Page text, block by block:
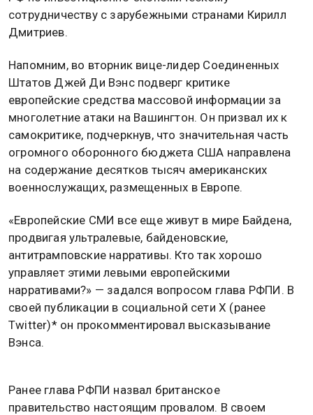
сотрудничеству с зарубежными странами Кирилл
Дмитриев.
Напомним, во вторник вице-лидер Соединенных
Штатов Джей Ди Вэнс подверг критике
европейские средства массовой информации за
многолетние атаки на Вашингтон. Он призвал их к
самокритике, подчеркнув, что значительная часть
огромного оборонного бюджета США направлена
на содержание десятков тысяч американских
военнослужащих, размещенных в Европе.
«Европейские СМИ все еще живут в мире Байдена,
продвигая ультралевые, байденовские,
антитрамповские нарративы. Кто так хорошо
управляет этими левыми европейскими
нарративами?» — задался вопросом глава РФПИ. В
своей публикации в социальной сети X (ранее
Twitter)* он прокомментировал высказывание
Вэнса.
Ранее глава РФПИ назвал британское
правительство настоящим провалом. В своем